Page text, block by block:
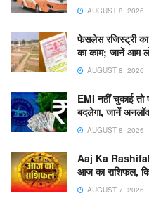
AUGUST 8, 2026
फेसलेस रजिस्ट्री
का काम; जानें आम
AUGUST 8, 2026
EMI नहीं चुकाई
बदलेगा, जानें
AUGUST 8, 2026
Aaj Ka
आज का राशिफल,
AUGUST 7, 2026